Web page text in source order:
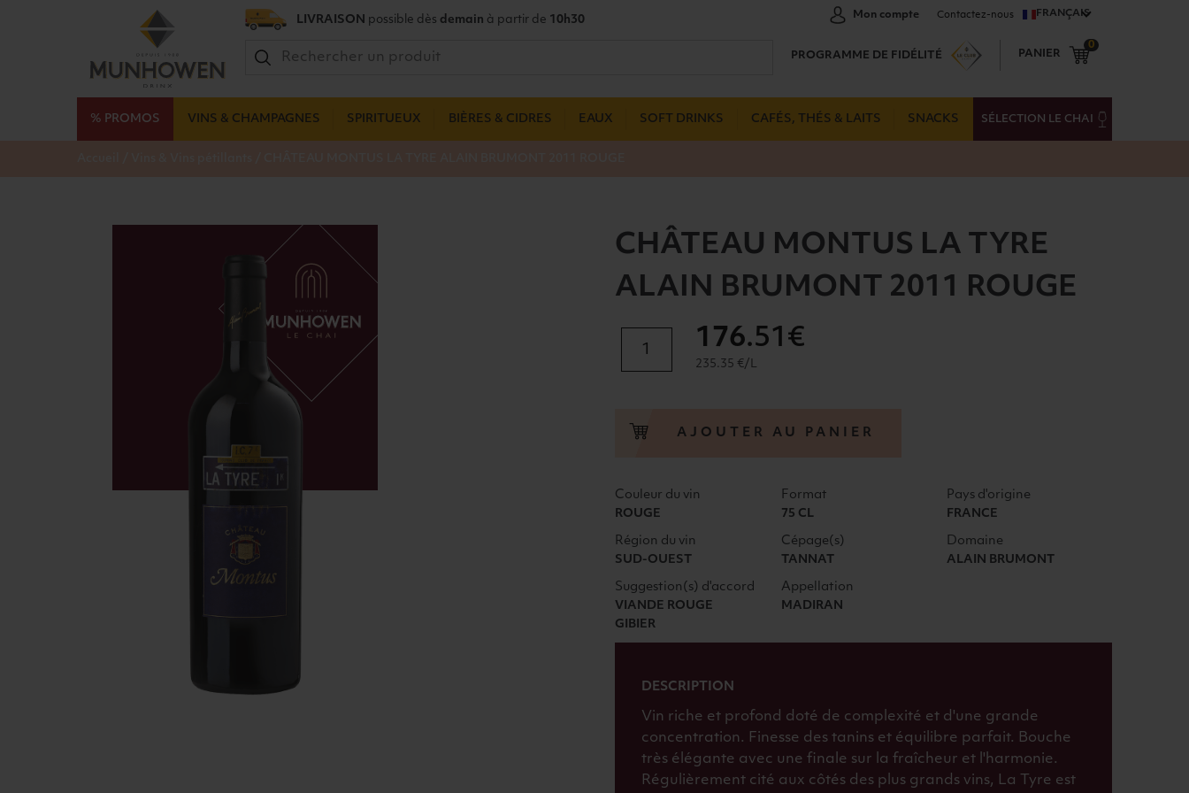
LIVRAISON possible dès demain à partir de 10h30 Mon compte Contactez-nous FRANÇAIS
PROGRAMME DE FIDÉLITÉ PANIER
0
% PROMOS VINS & CHAMPAGNES SPIRITUEUX BIÈRES & CIDRES EAUX SOFT DRINKS CAFÉS, THÉS & LAITS SNACKS SÉLECTION LE CHAI
CHÂTEAU MONTUS LA TYRE
ALAIN BRUMONT 2011 ROUGE
LA
TYRE
BRUMONT
2011
176.51€
235.35 €/L
AJOUTER AU PANIER
Couleur du vin
ROUGE
Format
75 CL
Pays d'origine
FRANCE
Région du vin
SUD-OUEST
Cépage(s)
TANNAT
Domaine
ALAIN BRUMONT
Suggestion(s) d'accord
VIANDE ROUGE
GIBIER
Appellation
MADIRAN
DESCRIPTION
Vin riche et profond doté de complexité et d'une grande
concentration. Finesse des tanins et équilibre parfait. Bouche
très élégante avec une finale sur la fraîcheur et l'harmonie.
Régulièrement cité aux côtés des plus grands vins, La Tyre est